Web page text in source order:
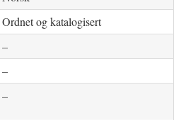
Ordnet og katalogisert
–
–
–